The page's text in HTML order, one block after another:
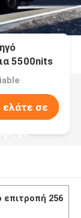
5500nits
σε
με
επιτροπή 256